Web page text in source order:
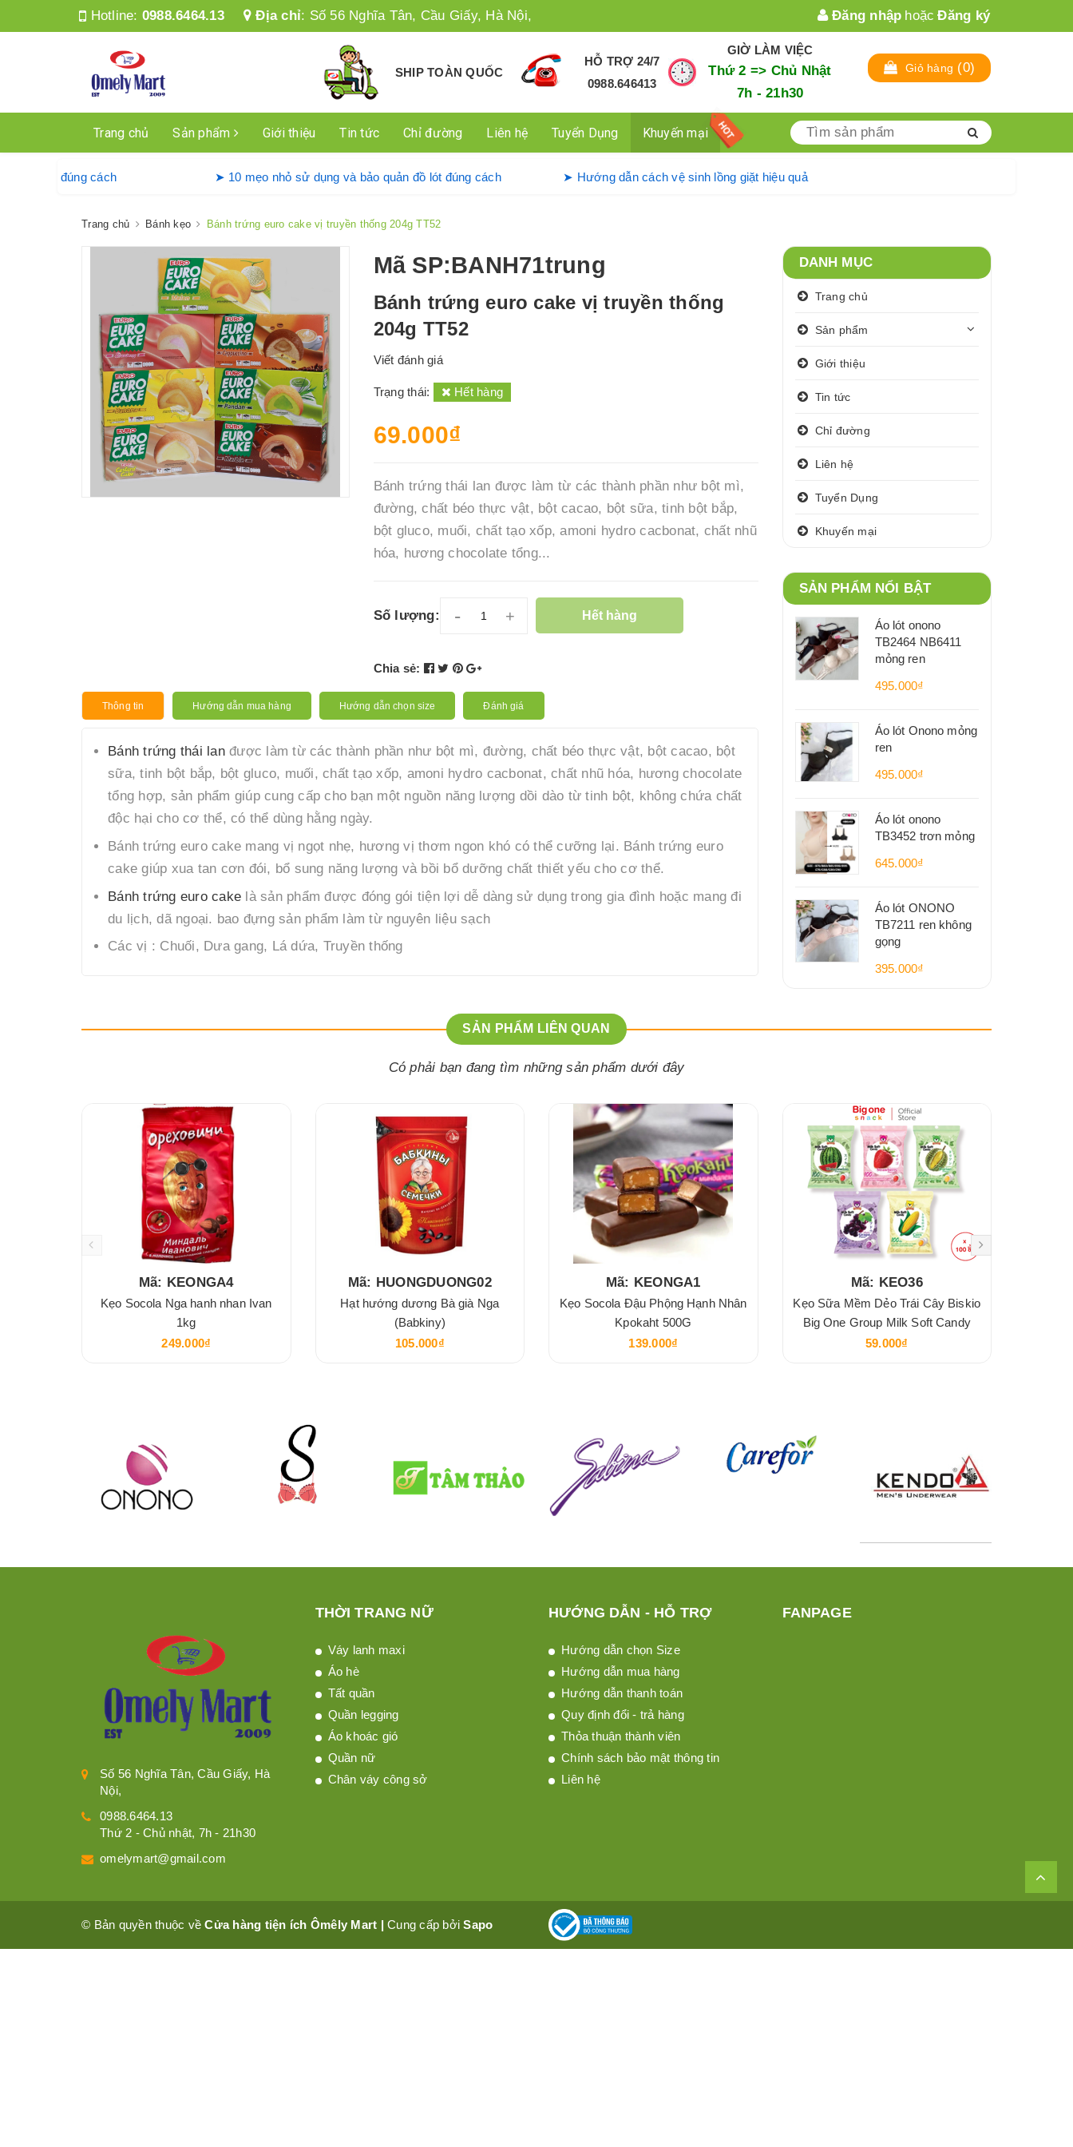
Hotline: 0988.6464.13 Địa chỉ: Số 56 Nghĩa Tân, Cầu Giấy, Hà Nội, Đăng nhập hoặc Đăng ký
SHIP TOÀN QUỐC
HỖ TRỢ 24/7
0988.646413
GIỜ LÀM VIỆC
Thứ 2 => Chủ Nhật
7h - 21h30
Giỏ hàng (0)
Trang chủ Sản phẩm Giới thiệu Tin tức Chỉ đường Liên hệ Tuyển Dụng Khuyến mại
giặt Denkmit đúng cách ➤ 10 mẹo nhỏ sử dụng và bảo quản đồ lót đúng cách ➤ Hướng dẫn cách vệ sinh lồng giặt hiệu quả
Trang chủ Bánh kẹo Bánh trứng euro cake vị truyền thống 204g TT52
Mã SP:BANH71trung
Bánh trứng euro cake vị truyền thống
204g TT52
Viết đánh giá
Trạng thái: Hết hàng
69.000₫
Bánh trứng thái lan được làm từ các thành phần như bột mì,
đường, chất béo thực vật, bột cacao, bột sữa, tinh bột bắp,
bột gluco, muối, chất tạo xốp, amoni hydro cacbonat, chất nhũ
hóa, hương chocolate tổng...
Số lượng: - + Hết hàng
Chia sẻ:
Thông tin Hướng dẫn mua hàng Hướng dẫn chọn size Đánh giá
Bánh trứng thái lanđược làm từ các thành phần như bột mì, đường, chất béo thực vật, bột cacao, bột
sữa, tinh bột bắp, bột gluco, muối, chất tạo xốp, amoni hydro cacbonat, chất nhũ hóa, hương chocolate
tổng hợp, sản phẩm giúp cung cấp cho bạn một nguồn năng lượng dồi dào từ tinh bột, không chứa chất
độc hại cho cơ thể, có thể dùng hằng ngày.
Bánh trứng euro cake mang vị ngọt nhẹ, hương vị thơm ngon khó có thể cưỡng lại. Bánh trứng euro
cake giúp xua tan cơn đói, bổ sung năng lượng và bồi bổ dưỡng chất thiết yếu cho cơ thể.
Bánh trứng euro cake là sản phẩm được đóng gói tiện lợi dễ dàng sử dụng trong gia đình hoặc mang đi
du lịch, dã ngoại. bao đựng sản phẩm làm từ nguyên liệu sạch
Các vị : Chuối, Dưa gang, Lá dứa, Truyền thống
DANH MỤC
Trang chủ
Sản phẩm
Giới thiệu
Tin tức
Chỉ đường
Liên hệ
Tuyển Dụng
Khuyến mại
SẢN PHẨM NỔI BẬT
Áo lót onono
TB2464 NB6411
mỏng ren
495.000₫
Áo lót Onono mỏng
ren
495.000₫
Áo lót onono
TB3452 trơn mỏng
645.000₫
Áo lót ONONO
TB7211 ren không
gọng
395.000₫
SẢN PHẨM LIÊN QUAN
Có phải bạn đang tìm những sản phẩm dưới đây
Mã: KEONGA4
Kẹo Socola Nga hanh nhan Ivan
1kg
249.000₫
Mã: HUONGDUONG02
Hạt hướng dương Bà già Nga
(Babkiny)
105.000₫
Mã: KEONGA1
Kẹo Socola Đậu Phộng Hạnh Nhân
Kpokaht 500G
139.000₫
Mã: KEO36
Kẹo Sữa Mềm Dẻo Trái Cây Biskio
Big One Group Milk Soft Candy
59.000₫
Số 56 Nghĩa Tân, Cầu Giấy, Hà
Nội,
0988.6464.13
Thứ 2 - Chủ nhật, 7h - 21h30
omelymart@gmail.com
THỜI TRANG NỮ
Váy lanh maxi
Áo hè
Tất quần
Quần legging
Áo khoác gió
Quần nữ
Chân váy công sở
HƯỚNG DẪN - HỖ TRỢ
Hướng dẫn chọn Size
Hướng dẫn mua hàng
Hướng dẫn thanh toán
Quy định đổi - trả hàng
Thỏa thuận thành viên
Chính sách bảo mật thông tin
Liên hệ
FANPAGE
© Bản quyền thuộc vềCửa hàng tiện ích Ômêly Mart | Cung cấp bởiSapo